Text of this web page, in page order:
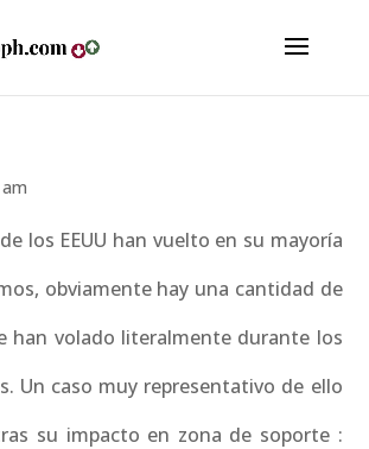
los EEUU han vuelto en su mayoría
obviamente hay una cantidad de
han volado literalmente durante los
Un caso muy representativo de ello
su impacto en zona de soporte :